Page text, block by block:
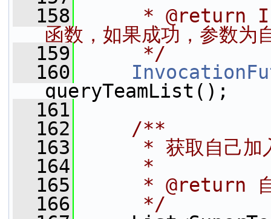
  158
* @return
函数，如果成功，参数为
  159
     */
  160
queryTeamList();
  161
  162
    /**
  163
* 获取自己加
  164
     *
  165
* @return
  166
     */